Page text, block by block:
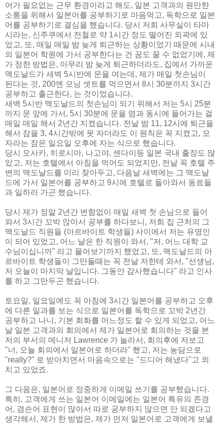
어가 필요없는 근무 환경이라고 해도, 일본 고객과의 원만한
소통을 위해서 일본어를 공부하기로 마음먹고, 독학으로 일본
어를 공부하기로 결심을 했습니다. 당시 저희 사무실이 타마
시라는, 신주쿠에서 전철로 약 1시간 정도 떨어진 외곽에 있
었고, 또, 매일 매일 밤 늦게 퇴근하는 상황이었기 때문에 시내
의 일본어 학원에 가서 공부한다는 건 꿈도 꿀 수 없었기에, 제
가 정한 방법은, 아무리 밤 늦게 퇴근하더라도, 집에서 가까운
맥도날드가 새벽 5시반에 문을 여는데, 제가 매일 첫손님이
된다는 것, 200엔 모닝 셋트를 먹으면서 8시 30분까지 3시간
공부하고 출근한다, 는 것이었습니다.
새벽 5시반 맥도날드의 첫손님이 되기 위해서 저는 5시 25분
까지 문 앞에 가서, 5시 30분에 문을 염과 동시에 들어가는 걸
매일 매일 해서 2년간 지켰습니다. 전날 밤 11, 12시에 퇴근을
해서 잠을 3, 4시간밖에 못 자더라도 이 원칙은 꼭 지켰고, 모
자라는 잠은 일요일 오후에 자는 식으로 했습니다.
당시 오사카, 히로시마, 나고야, 센다이등 일본 국내 출장도 많
았고, 저는 호텔에서 아침을 먹어도 되었지만, 전날 꼭 호텔 주
변의 맥도날드를 미리 찾아두고, 다음날 새벽에는 그 맥도날
드에 가서 일본어를 공부하고 9시에 호텔로 돌아와서 동료들
과 일하러 가곤 했습니다.
당시 제가 정말 2년간 변함없이 매일 새벽 첫 손님으로 들어
와서 3시간 꼬박 앉아서 공부를 하다보니, 저희 집 근처의 그
맥도날드 직원들 (아르바이트 학생들) 사이에서 저는 유명인
이 되어 있었고, 어느 날은 한 직원이 와서, "저, 어느 대학 교
수님이십니까" 라고 물어보기까지 했었고, 또, 맥도날드의 아
르바이트 학생들이 그만둘때는 꼭 전날 저한테 와서, "선생님,
저 오늘이 마지막 날입니다. 그동안 감사했습니다" 라고 인사
를 하고 그만두곤 했습니다.
토요일, 일요일에도 꼭 아침에 3시간 일본어를 공부하고 오후
에 다른 일과를 보는 식으로 일본어를 독학으로 꼬박 2년간
공부하고 나니, 기본 회화를 어느정도 할 수 있게 되었고, 어느
날 일본 고객과의 회의에서 제가 일본어로 회의하는 것을 본
저의 부서의 메니저 Lawrence 가 놀라서, 회의후에 저보고
"너, 오늘 회의에서 일본어로 하더라" 했고, 저는 농담으로
"really?" 로 받아치면서 마음속으로는 "드디어 해냈다"고 외
치고 있었죠.
그 다음은, 일본어로 정중하게 이메일 쓰기를 공부했습니다.
특히, 고객에게 쓰는 일본어 이메일에는 일본어 특유의 존경
어, 겸손어 표현이 많아서 따로 공부하지 않으면 안 되겠다고
생각해서, 제가 한 방법은, 제가 먼저 일본어로 고객에게 보낼